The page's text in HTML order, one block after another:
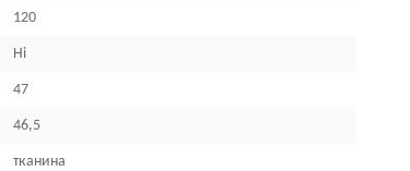
120
Ні
47
46,5
тканина